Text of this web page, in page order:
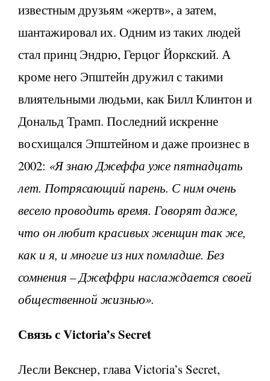
известным друзьям «жертв», а затем,
шантажировал их. Одним из таких людей
стал принц Эндрю, Герцог Йоркский. А
кроме него Эпштейн дружил с такими
влиятельными людьми, как Билл Клинтон и
Дональд Трамп. Последний искренне
восхищался Эпштейном и даже произнес в
2002: «Я знаю Джеффа уже пятнадцать
лет. Потрясающий парень. С ним очень
весело проводить время. Говорят даже,
что он любит красивых женщин так же,
как и я, и многие из них помладше. Без
сомнения – Джеффри наслаждается своей
общественной жизнью».
Связь с Victoria’s Secret
Лесли Векснер, глава Victoria’s Secret,